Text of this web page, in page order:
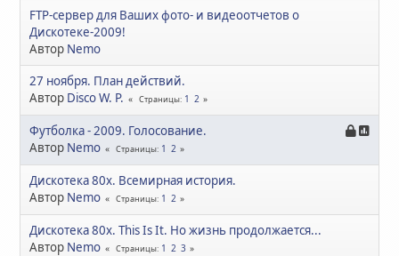
FTP-сервер для Ваших фото- и видеоотчетов о
Дискотеке-2009!
Автор Nemo
27 ноября. План действий.
Автор Disco W. P. Страницы 1 2
Футболка - 2009. Голосование.
Автор Nemo Страницы 1 2
Дискотека 80х. Всемирная история.
Автор Nemo Страницы 1 2
Дискотека 80х. This Is It. Но жизнь продолжается...
Автор Nemo Страницы 1 2 3